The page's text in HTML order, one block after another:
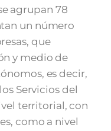
agrupan 78
un número
que
y medio de
es decir,
Servicios del
territorial, con
como a nivel